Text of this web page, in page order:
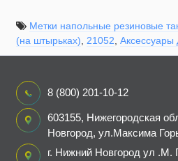
Метки напольные резиновые
(на штырьках)
21052 Аксессуары
8 (800) 201-10-12
603155, Нижегородская
Новгород, ул.Максима
г. Нижний Новгород ул .М.